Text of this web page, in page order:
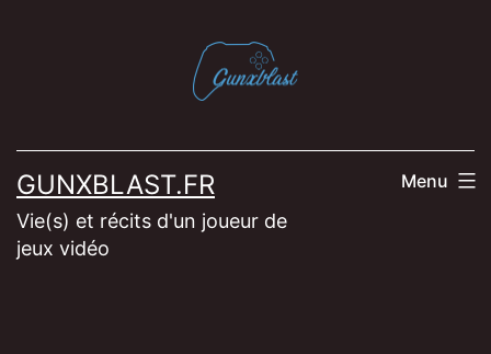
GUNXBLAST.FR
Vie(s) et récits d'un joueur de
jeux vidéo
Menu